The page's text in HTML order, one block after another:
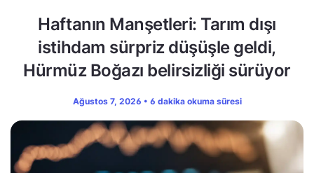
Haftanın Manşetleri: Tarım dışı
istihdam sürpriz düşüşle geldi,
Hürmüz Boğazı belirsizliği sürüyor
Ağustos 7, 2026 • 6 dakika okuma süresi